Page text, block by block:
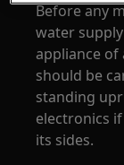
Before any
water
appliance of
should be
standing
electronics
its sides.